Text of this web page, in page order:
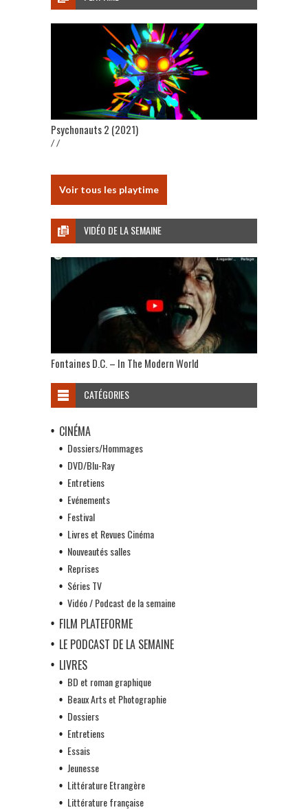
Psychonauts 2 (2021)
/ /
Voir tous les playtime
VIDÉO DE LA SEMAINE
Fontaines D.C. – In The Modern World
CATÉGORIES
CINÉMA
Dossiers/Hommages
DVD/Blu-Ray
Entretiens
Evénements
Festival
Livres et Revues Cinéma
Nouveautés salles
Reprises
Séries TV
Vidéo / Podcast de la semaine
FILM PLATEFORME
LE PODCAST DE LA SEMAINE
LIVRES
BD et roman graphique
Beaux Arts et Photographie
Dossiers
Entretiens
Essais
Jeunesse
Littérature Etrangère
Littérature française